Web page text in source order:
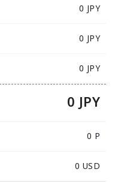
0 JPY
0 JPY
0 JPY
0 JPY
0 P
0 USD